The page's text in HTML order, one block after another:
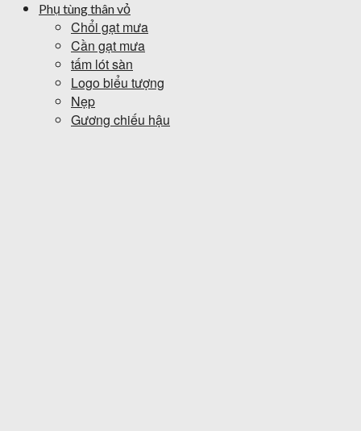
Phụ tùng thân vỏ
Chổi gạt mưa
Cần gạt mưa
tấm lót sàn
Logo biểu tượng
Nẹp
Gương chiếu hậu